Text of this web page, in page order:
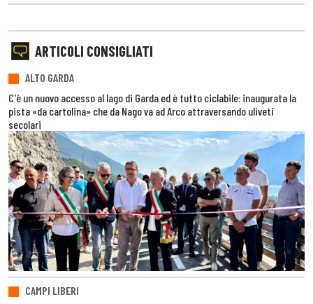
ARTICOLI CONSIGLIATI
ALTO GARDA
C'è un nuovo accesso al lago di Garda ed è tutto ciclabile: inaugurata la
pista «da cartolina» che da Nago va ad Arco attraversando uliveti
secolari
CAMPI LIBERI